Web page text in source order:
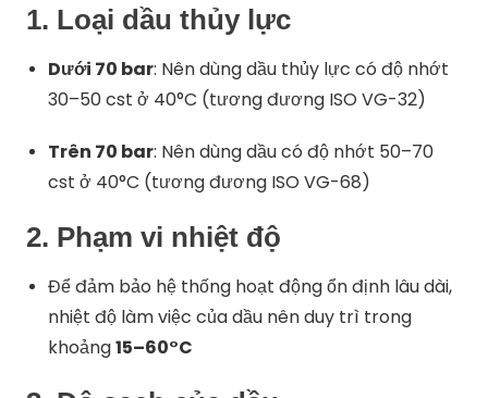
1. Loại dầu thủy lực
Dưới 70 bar: Nên dùng dầu thủy lực có độ nhớt
30–50 cst ở 40°C (tương đương ISO VG-32)
Trên 70 bar: Nên dùng dầu có độ nhớt 50–70
cst ở 40°C (tương đương ISO VG-68)
2. Phạm vi nhiệt độ
Để đảm bảo hệ thống hoạt động ổn định lâu dài,
nhiệt độ làm việc của dầu nên duy trì trong
khoảng15–60°C